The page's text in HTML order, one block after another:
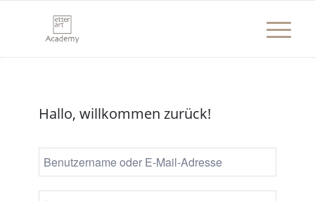
Hallo, willkommen zurück!